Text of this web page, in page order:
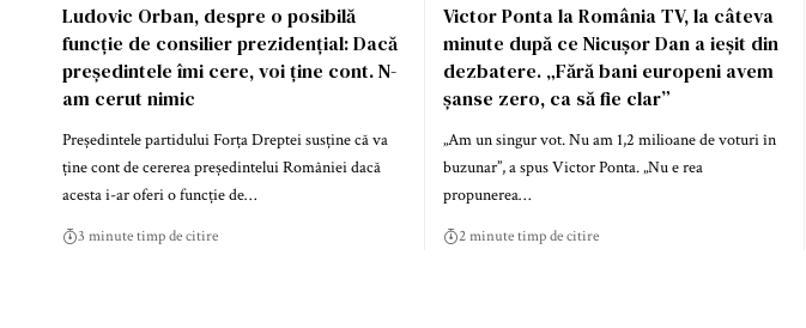
Ludovic Orban, despre o posibilă
funcție de consilier prezidențial: Dacă
președintele îmi cere, voi ține cont. N-
am cerut nimic
Președintele partidului Forța Dreptei susține că va
ține cont de cererea președintelui României dacă
acesta i-ar oferi o funcție de…
3 minute timp de citire
Victor Ponta la România TV, la câteva
minute după ce Nicușor Dan a ieșit din
dezbatere. „Fără bani europeni avem
șanse zero, ca să fie clar”
„Am un singur vot. Nu am 1,2 milioane de voturi în
buzunar”, a spus Victor Ponta. „Nu e rea
propunerea…
2 minute timp de citire